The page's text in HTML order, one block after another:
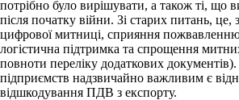
потрібно було вирішувати, а також ті, що
після початку війни. Зі старих питань, це,
цифрової митниці, сприяння пожвавленню
логістична підтримка та спрощення
повноти переліку додаткових
підприємств надзвичайно важливим є
відшкодування ПДВ з експорту.